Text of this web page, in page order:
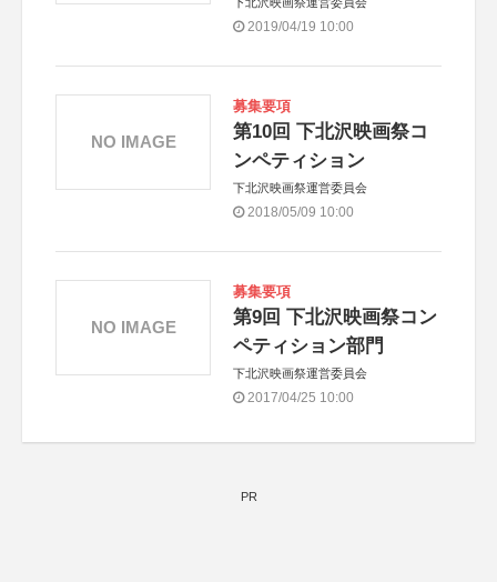
2019/04/19 10:00
募集要項
第10回 下北沢映画祭コ
ンペティション
下北沢映画祭運営委員会
2018/05/09 10:00
NO IMAGE
募集要項
第9回 下北沢映画祭コン
ペティション部門
下北沢映画祭運営委員会
2017/04/25 10:00
NO IMAGE
PR